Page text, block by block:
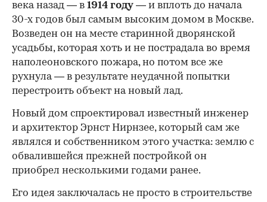
века назад — в 1914 году — и вплоть до начала
30-х годов был самым высоким домом в Москве.
Возведен он на месте старинной дворянской
усадьбы, которая хоть и не пострадала во время
наполеоновского пожара, но потом все же
рухнула — в результате неудачной попытки
перестроить объект на новый лад.
Новый дом спроектировал известный инженер
и архитектор Эрнст Нирнзее, который сам же
являлся и собственником этого участка: землю с
обвалившейся прежней постройкой он
приобрел несколькими годами ранее.
Его идея заключалась не просто в строительстве